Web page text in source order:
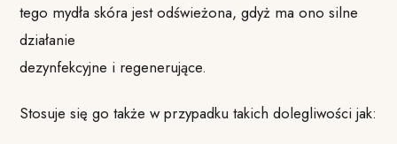
tego mydła skóra jest odświeżona, gdyż ma ono silne
działanie
dezynfekcyjne i regenerujące.
Stosuje się go także w przypadku takich dolegliwości jak: